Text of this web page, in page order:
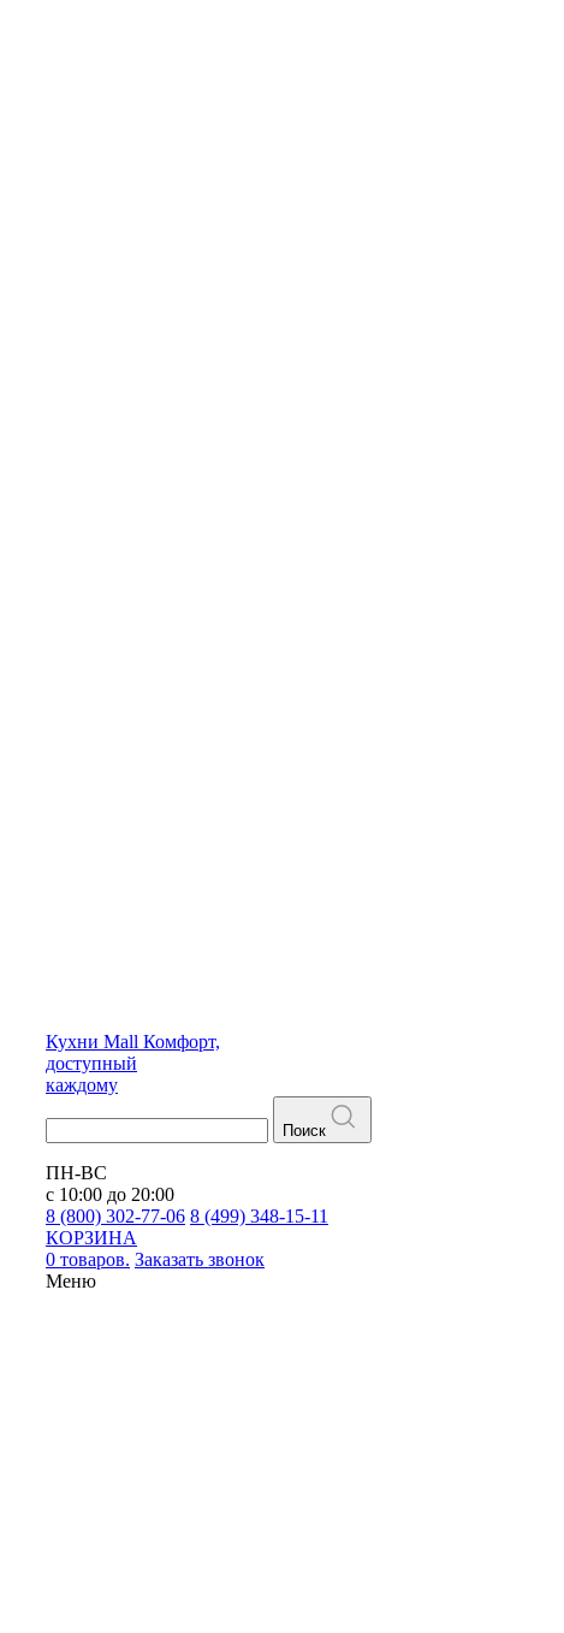
Кухни Mall Комфорт,
доступный
каждому
Поиск
ПН-ВС
с 10:00 до 20:00
8 (800) 302-77-06 8 (499) 348-15-11
КОРЗИНА
0 товаров. Заказать звонок
Меню